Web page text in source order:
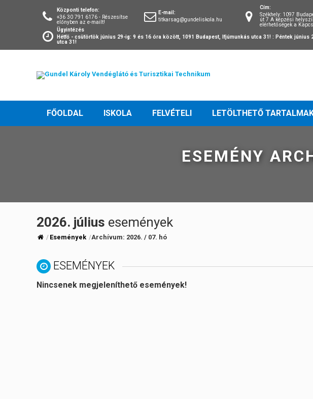
Központi telefon:
+36 30 791 6176 - Részesítse
előnyben az e-mailt!
E-mail:
titkarsag@gundeliskola.hu
Cím:
Székhely: 1097
út 7 A képzési
elérhetőségek a
Ügyintézés
Hétfő - csütörtök június 29-ig: 9 és 16 óra között, 1091 Budapest, Ifjúmunkás utca 31! : Péntek június
utca 31!
FŐOLDAL ISKOLA FELVÉTELI LETÖLTHETŐ
ESEMÉNY
2026. július események
Események Archívum: 2026. / 07. hó
ESEMÉNYEK
Nincsenek megjeleníthető események!